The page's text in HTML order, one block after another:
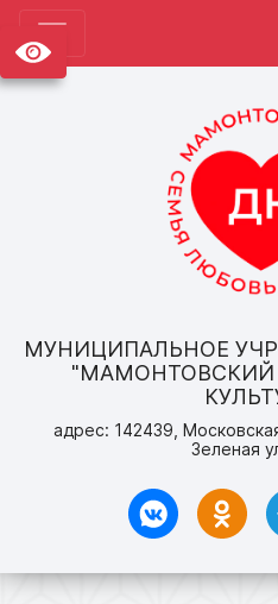
МУНИЦИПАЛЬНОЕ
адрес: 142439,
Зеленая